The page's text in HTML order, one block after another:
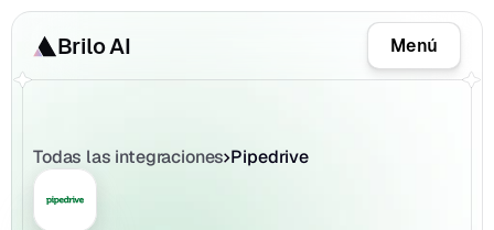
Brilo AI Menú
Todas las integraciones Pipedrive